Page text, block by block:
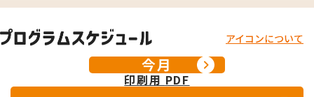
成人会員様のプールエリアご利用について、レッ
スン、キッズスイミング実施時間帯はプール利用
アイコンについて
今月
印刷用 PDF